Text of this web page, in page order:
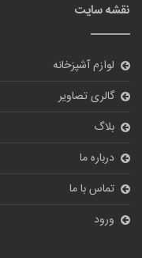
نقشه سایت
لوازم آشپزخانه
گالری تصاویر
بلاگ
درباره ما
تماس با ما
ورود